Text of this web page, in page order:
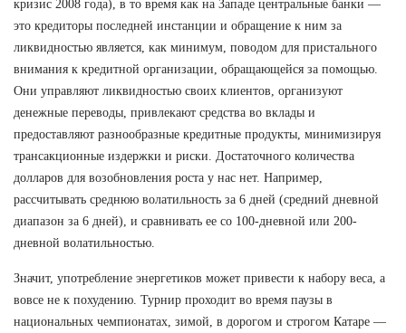
кризис 2008 года), в то время как на Западе центральные банки —
это кредиторы последней инстанции и обращение к ним за
ликвидностью является, как минимум, поводом для пристального
внимания к кредитной организации, обращающейся за помощью.
Они управляют ликвидностью своих клиентов, организуют
денежные переводы, привлекают средства во вклады и
предоставляют разнообразные кредитные продукты, минимизируя
трансакционные издержки и риски. Достаточного количества
долларов для возобновления роста у нас нет. Например,
рассчитывать среднюю волатильность за 6 дней (средний дневной
диапазон за 6 дней), и сравнивать ее со 100-дневной или 200-
дневной волатильностью.
Значит, употребление энергетиков может привести к набору веса, а
вовсе не к похудению. Турнир проходит во время паузы в
национальных чемпионатах, зимой, в дорогом и строгом Катаре —